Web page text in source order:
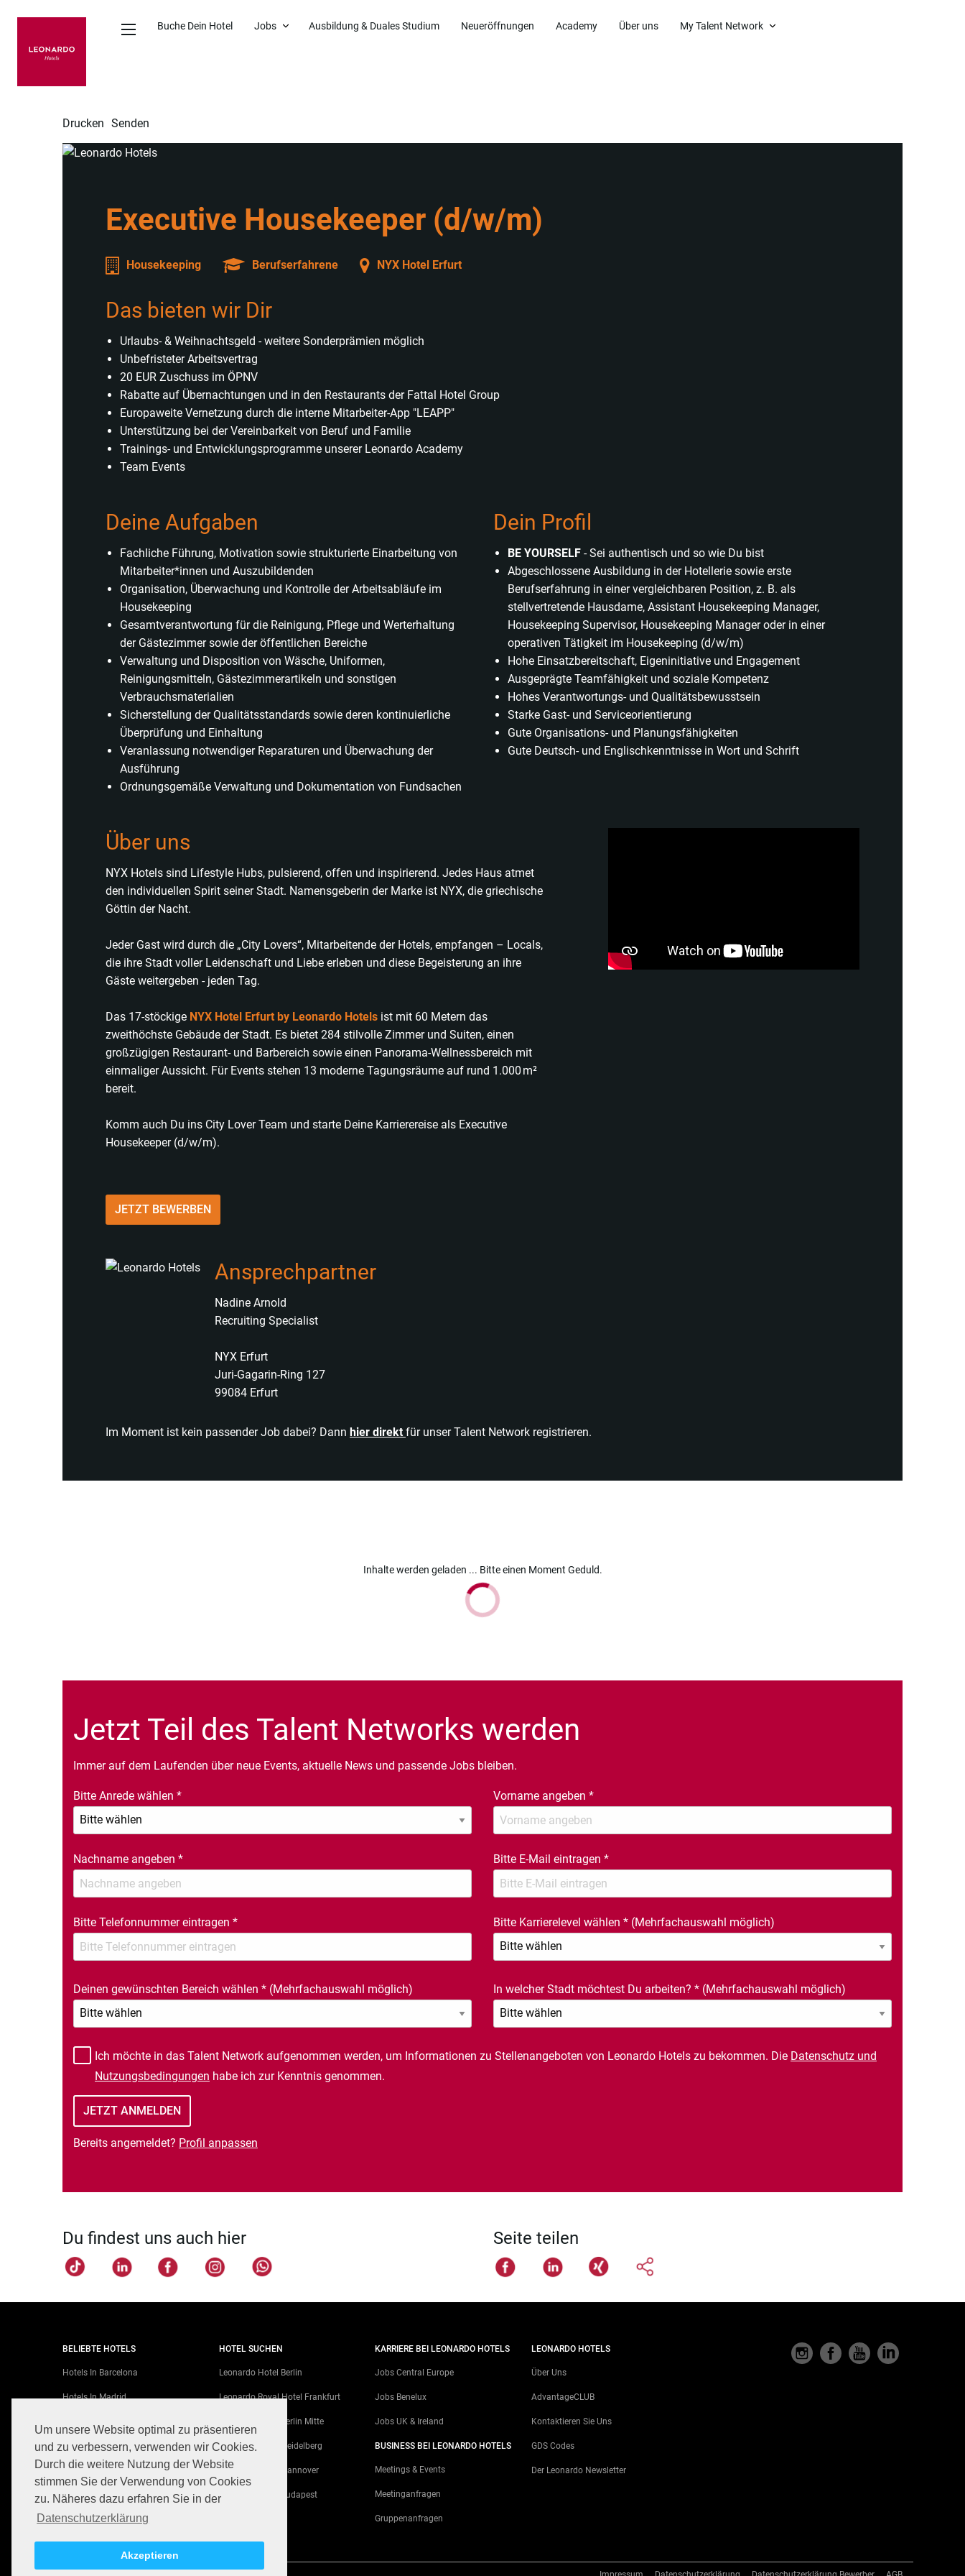
Um unsere Website optimal zu präsentieren
und zu verbessern, verwenden wir Cookies.
Durch die weitere Nutzung der Website
stimmen Sie der Verwendung von Cookies
zu. Näheres dazu erfahren Sie in der
Datenschutzerklärung
Akzeptieren
Buche Dein Hotel Jobs Ausbildung & Duales Studium Neueröffnungen Academy Über uns My Talent Network
Drucken Senden
Executive Housekeeper (d/w/m)
Housekeeping Berufserfahrene NYX Hotel Erfurt
Über uns
NYX Hotels sind Lifestyle Hubs, pulsierend, offen und inspirierend. Jedes Haus atmet
den individuellen Spirit seiner Stadt. Namensgeberin der Marke ist NYX, die griechische
Göttin der Nacht.
Jeder Gast wird durch die „City Lovers“, Mitarbeitende der Hotels, empfangen – Locals,
die ihre Stadt voller Leidenschaft und Liebe erleben und diese Begeisterung an ihre
Gäste weitergeben - jeden Tag.
Das 17-stöckige NYX Hotel Erfurt by Leonardo Hotels ist mit 60 Metern das
zweithöchste Gebäude der Stadt. Es bietet 284 stilvolle Zimmer und Suiten, einen
großzügigen Restaurant- und Barbereich sowie einen Panorama-Wellnessbereich mit
einmaliger Aussicht. Für Events stehen 13 moderne Tagungsräume auf rund 1.000 m²
bereit.
Komm auch Du ins City Lover Team und starte Deine Karrierereise als Executive
Housekeeper (d/w/m).
Das bieten wir Dir
Urlaubs- & Weihnachtsgeld - weitere Sonderprämien möglich
Unbefristeter Arbeitsvertrag
20 EUR Zuschuss im ÖPNV
Rabatte auf Übernachtungen und in den Restaurants der Fattal Hotel Group
Europaweite Vernetzung durch die interne Mitarbeiter-App "LEAPP"
Unterstützung bei der Vereinbarkeit von Beruf und Familie
Trainings- und Entwicklungsprogramme unserer Leonardo Academy
Team Events
Deine Aufgaben
Fachliche Führung, Motivation sowie strukturierte Einarbeitung von
Mitarbeiter*innen und Auszubildenden
Organisation, Überwachung und Kontrolle der Arbeitsabläufe im
Housekeeping
Gesamtverantwortung für die Reinigung, Pflege und Werterhaltung
der Gästezimmer sowie der öffentlichen Bereiche
Verwaltung und Disposition von Wäsche, Uniformen,
Reinigungsmitteln, Gästezimmerartikeln und sonstigen
Verbrauchsmaterialien
Sicherstellung der Qualitätsstandards sowie deren kontinuierliche
Überprüfung und Einhaltung
​Veranlassung notwendiger Reparaturen und Überwachung der
Ausführung
Ordnungsgemäße Verwaltung und Dokumentation von Fundsachen
Dein Profil
BE YOURSELF - Sei authentisch und so wie Du bist
Abgeschlossene Ausbildung in der Hotellerie sowie erste
Berufserfahrung in einer vergleichbaren Position, z. B. als
stellvertretende Hausdame, Assistant Housekeeping Manager,
Housekeeping Supervisor, Housekeeping Manager oder in einer
operativen Tätigkeit im Housekeeping (d/w/m)
Hohe Einsatzbereitschaft, Eigeninitiative und Engagement
Ausgeprägte Teamfähigkeit und soziale Kompetenz
Hohes Verantwortungs- und Qualitätsbewusstsein
Starke Gast- und Serviceorientierung
Gute Organisations- und Planungsfähigkeiten
Gute Deutsch- und Englischkenntnisse in Wort und Schrift
JETZT BEWERBEN
Ansprechpartner
Nadine Arnold
Recruiting Specialist
NYX Erfurt
Juri-Gagarin-Ring 127
99084 Erfurt
Im Moment ist kein passender Job dabei? Dann hier direkt für unser Talent Network registrieren.
Inhalte werden geladen ... Bitte einen Moment Geduld.
Jetzt Teil des Talent Networks werden
Immer auf dem Laufenden über neue Events, aktuelle News und passende Jobs bleiben.
Bitte Anrede wählen * Vorname angeben *
Nachname angeben * Bitte E-Mail eintragen *
Bitte Telefonnummer eintragen * Bitte Karrierelevel wählen * (Mehrfachauswahl möglich)
Deinen gewünschten Bereich wählen * (Mehrfachauswahl möglich) In welcher Stadt möchtest Du arbeiten? * (Mehrfachauswahl möglich)
Ich möchte in das Talent Network aufgenommen werden, um Informationen zu Stellenangeboten von Leonardo Hotels zu bekommen. Die Datenschutz und
Nutzungsbedingungen habe ich zur Kenntnis genommen.
Bereits angemeldet? Profil anpassen
Du findest uns auch hier Seite teilen
BELIEBTE HOTELS
Hotels In Barcelona
Hotels In Madrid
Hotels In Venice
Hotels In München
Hotels In Wien
Hotels In Prag
Alle Reiseziele
HOTEL SUCHEN
Leonardo Hotel Berlin
Leonardo Royal Hotel Frankfurt
Leonardo Hotel Berlin Mitte
Leonardo Hotel Heidelberg
Leonardo Hotel Hannover
Leonardo Hotel Budapest
KARRIERE BEI LEONARDO HOTELS
Jobs Central Europe
Jobs Benelux
Jobs UK & Ireland
BUSINESS BEI LEONARDO HOTELS
Meetings & Events
Meetinganfragen
Gruppenanfragen
LEONARDO HOTELS
Über Uns
AdvantageCLUB
Kontaktieren Sie Uns
GDS Codes
Der Leonardo Newsletter